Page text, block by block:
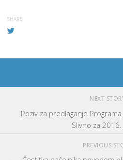
SHARE
NEXT
Poziv za predlaganje
Slivno za
PREVIOUS